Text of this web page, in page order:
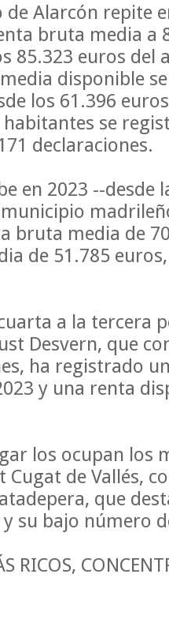
de Alarcón repite
bruta media a
85.323 euros del
disponible
los 61.396
se
declaraciones.
en 2023 --desde
bruta media de
de 51.785
a la tercera
Desvern, que
ha registrado
y una renta
los ocupan los
Cugat de Vallés,
que
su bajo número
RICOS,